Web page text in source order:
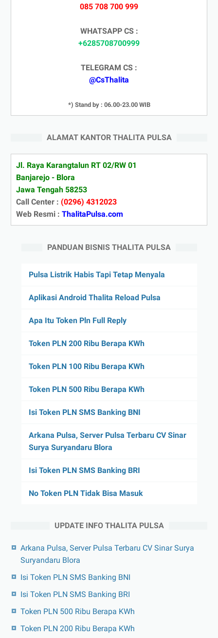
085 708 700 999
WHATSAPP CS :
+6285708700999
TELEGRAM CS :
@CsThalita
*) Stand by : 06.00-23.00 WIB
ALAMAT KANTOR THALITA PULSA
Jl. Raya Karangtalun RT 02/RW 01
Banjarejo - Blora
Jawa Tengah 58253
Call Center : (0296) 4312023
Web Resmi : ThalitaPulsa.com
PANDUAN BISNIS THALITA PULSA
Pulsa Listrik Habis Tapi Tetap Menyala
Aplikasi Android Thalita Reload Pulsa
Apa Itu Token Pln Full Reply
Token PLN 200 Ribu Berapa KWh
Token PLN 100 Ribu Berapa KWh
Token PLN 500 Ribu Berapa KWh
Isi Token PLN SMS Banking BNI
Arkana Pulsa, Server Pulsa Terbaru CV Sinar
Surya Suryandaru Blora
Isi Token PLN SMS Banking BRI
No Token PLN Tidak Bisa Masuk
UPDATE INFO THALITA PULSA
Arkana Pulsa, Server Pulsa Terbaru CV Sinar Surya
Suryandaru Blora
Isi Token PLN SMS Banking BNI
Isi Token PLN SMS Banking BRI
Token PLN 500 Ribu Berapa KWh
Token PLN 200 Ribu Berapa KWh